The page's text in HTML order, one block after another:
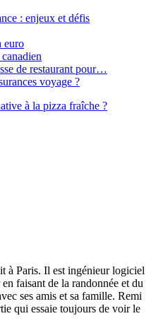
: enjeux et défis
euro
de restaurant pour…
voyage ?
à la pizza fraîche ?
à Paris. Il est ingénieur logiciel
faisant de la randonnée et du
ses amis et sa famille. Remi
qui essaie toujours de voir le